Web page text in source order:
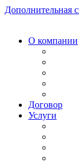
Дополнительная
О компании
Договор
Услуги